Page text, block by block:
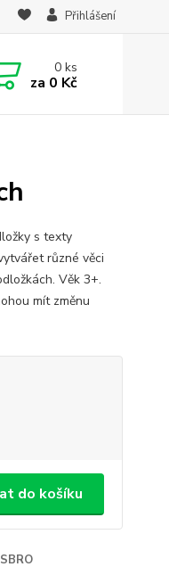
Přihlášení
0ks
za 0 Kč
s texty
různé věci
Věk 3+.
mít změnu
do košíku